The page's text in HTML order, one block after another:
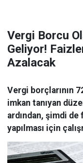
Vergi Borcu
Geliyor!
Azalacak
Vergi borçlarının
imkan tanıyan
ardından, şimdi
yapılması için